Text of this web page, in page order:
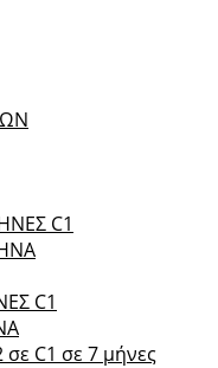
C1
C1
σε C1 σε 7 μήνες